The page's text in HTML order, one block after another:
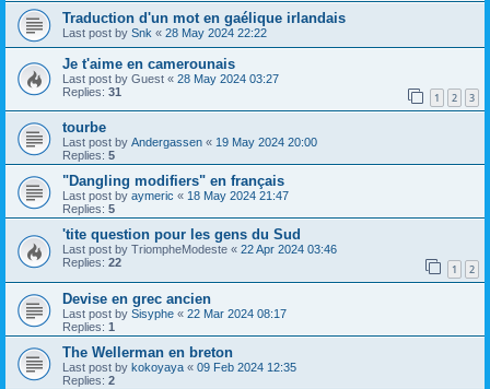
Traduction d'un mot en gaélique irlandais
Last post by Snk « 28 May 2024 22:22
Je t'aime en camerounais
Last post by Guest « 28 May 2024 03:27
Replies: 31 1 2 3
tourbe
Last post by Andergassen « 19 May 2024 20:00
Replies: 5
"Dangling modifiers" en français
Last post by aymeric « 18 May 2024 21:47
Replies: 5
'tite question pour les gens du Sud
Last post by TriompheModeste « 22 Apr 2024 03:46
Replies: 22 1 2
Devise en grec ancien
Last post by Sisyphe « 22 Mar 2024 08:17
Replies: 1
The Wellerman en breton
Last post by kokoyaya « 09 Feb 2024 12:35
Replies: 2